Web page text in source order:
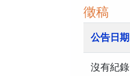
徵稿
公告日期
沒有紀錄